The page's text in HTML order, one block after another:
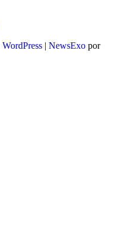
WordPress | NewsExo por